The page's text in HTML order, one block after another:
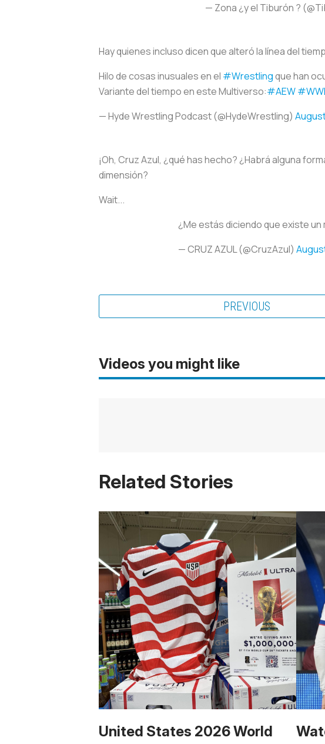
— Zona ¿y el Tiburón ?
Hay quienes incluso dicen que alteró la línea del
Hilo de cosas inusuales en el #Wrestlingque han
Variante del tiempo en este Multiverso:#AEW
— Hyde Wrestling Podcast (@HydeWrestling)
¡Oh, Cruz Azul, ¿qué has hecho? ¿Habrá alguna
dimensión?
Wait...
¿Me estás diciendo que existe un
— CRUZ AZUL (@CruzAzul)
PREVIOUS
Videos you might like
Related Stories
United States 2026 World